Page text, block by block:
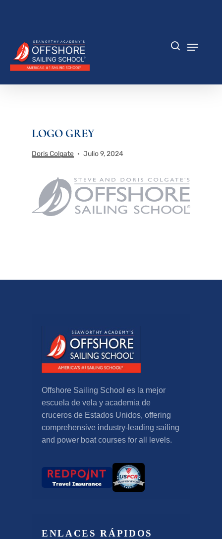
principal
LOGO GREY
Doris Colgate Julio 9, 2024
Offshore Sailing School es la mejor
escuela de vela y academia de
cruceros de Estados Unidos, offering
comprehensive industry-leading sailing
and power boat courses for all levels.
ENLACES RÁPIDOS
menú